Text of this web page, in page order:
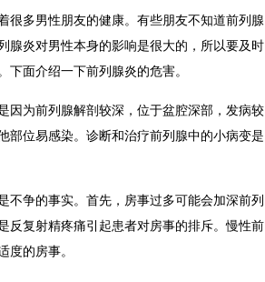
多男性朋友的健康。有些朋友不知道前列腺
腺炎对男性本身的影响是很大的，所以要及时
面介绍一下前列腺炎的危害。
为前列腺解剖较深，位于盆腔深部，发病较
部位易感染。诊断和治疗前列腺中的小病变是
争的事实。首先，房事过多可能会加深前列
反复射精疼痛引起患者对房事的排斥。慢性前
度的房事。